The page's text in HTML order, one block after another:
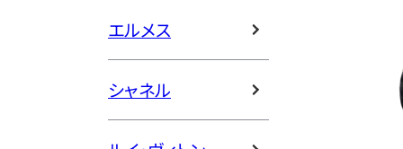
エルメス
シャネル